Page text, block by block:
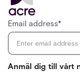
Anmäl dig till vårt
Email address*